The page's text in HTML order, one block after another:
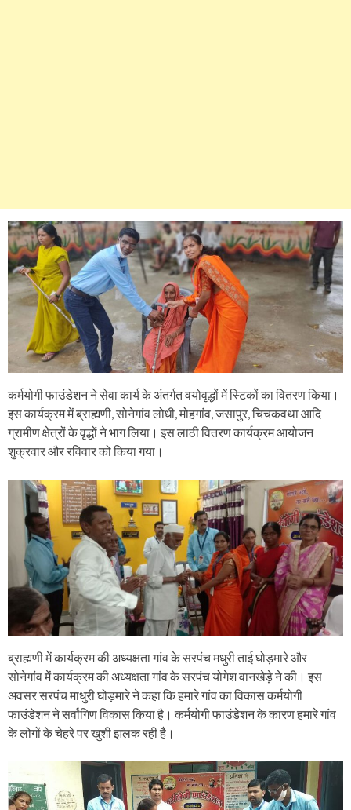
कर्मयोगी फाउंडेशन ने सेवा कार्य के अंतर्गत वयोवृद्धों में स्टिकों का वितरण किया।
इस कार्यक्रम में ब्राह्मणी, सोनेगांव लोधी, मोहगांव, जसापुर, चिचकवथा आदि
ग्रामीण क्षेत्रों के वृद्धों ने भाग लिया। इस लाठी वितरण कार्यक्रम आयोजन
शुक्रवार और रविवार को किया गया।
ब्राह्मणी में कार्यक्रम की अध्यक्षता गांव के सरपंच मधुरी ताई घोड़मारे और
सोनेगांव में कार्यक्रम की अध्यक्षता गांव के सरपंच योगेश वानखेड़े ने की। इस
अवसर सरपंच माधुरी घोड़मारे ने कहा कि हमारे गांव का विकास कर्मयोगी
फाउंडेशन ने सर्वांगिण विकास किया है। कर्मयोगी फाउंडेशन के कारण हमारे गांव
के लोगों के चेहरे पर खुशी झलक रही है।